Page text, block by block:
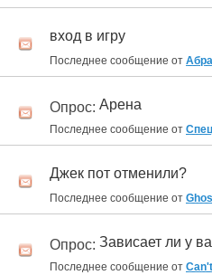
вход в игру
Последнее сообщение от
Опрос: Арена
Последнее сообщение от
Джек пот отменили?
Последнее сообщение от
Опрос: Зависает ли у
Последнее сообщение от